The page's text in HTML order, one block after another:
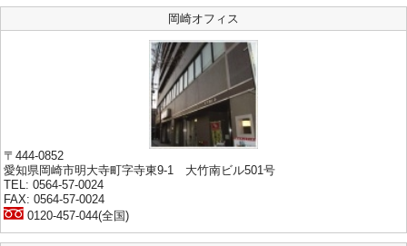
岡崎オフィス
〒444-0852
愛知県岡崎市明大寺町字寺東9-1 大竹南ビル501号
TEL: 0564-57-0024
FAX: 0564-57-0024
0120-457-044(全国)